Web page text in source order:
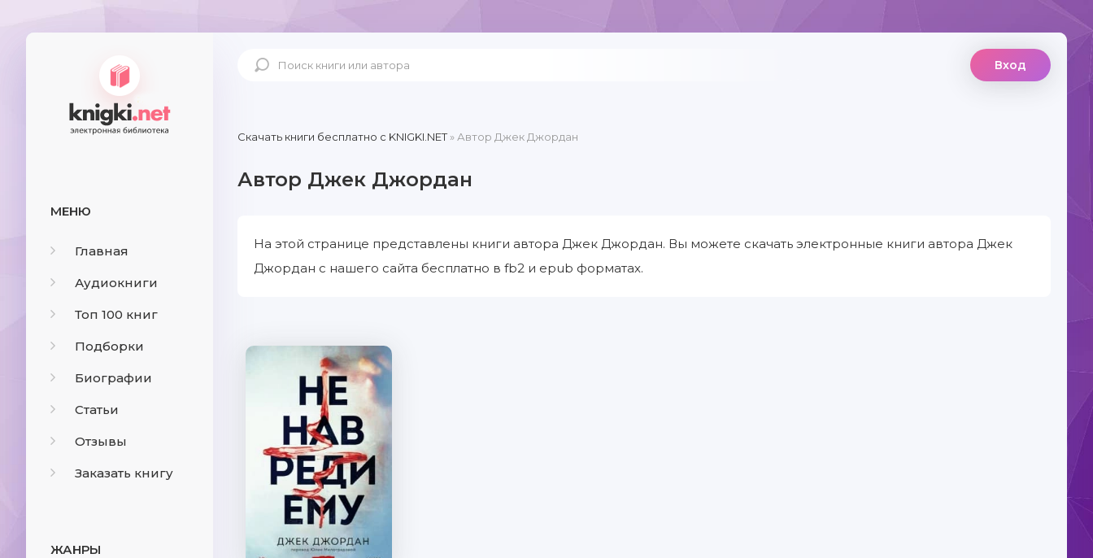
МЕНЮ
Главная
Аудиокниги
Топ 100 книг
Подборки
Биографии
Статьи
Отзывы
Заказать книгу
ЖАНРЫ
Вход
Скачать книги бесплатно c KNIGKI.NET» Автор Джек Джордан
Автор Джек Джордан
На этой странице представлены книги автора Джек Джордан. Вы можете скачать электронные книги автора Джек
Джордан с нашего сайта бесплатно в fb2 и epub форматах.